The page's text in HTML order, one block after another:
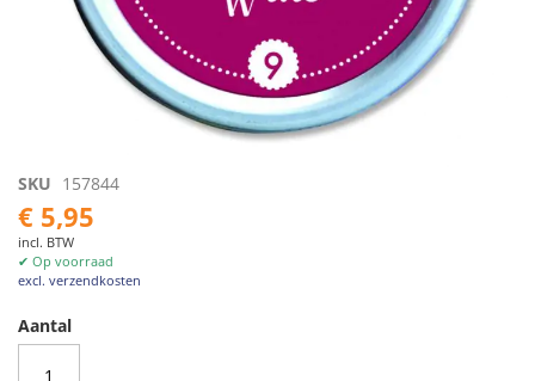
Ga
naar
het
begin
van
afbeeldingen-
gallerij
SKU 157844
€ 5,95
incl. BTW
✔ Op voorraad
excl. verzendkosten
Aantal